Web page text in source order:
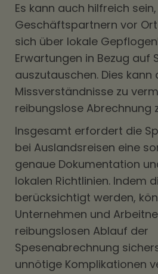
Es kann auch hilfreich
Geschäftspartnern vor
sich über lokale
Erwartungen in Bezug auf
auszutauschen. Dies
Missverständnisse zu
reibungslose Abrechnung
Insgesamt erfordert die
bei Auslandsreisen eine
genaue Dokumentation
lokalen Richtlinien. Indem
berücksichtigt werden,
Unternehmen und
reibungslosen Ablauf der
Spesenabrechnung
unnötige Komplikationen